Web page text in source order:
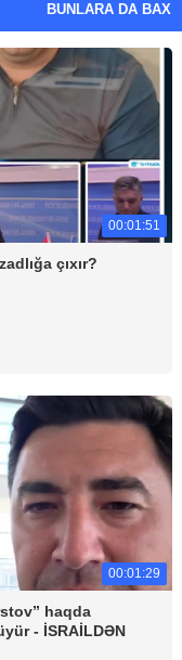
BUNLARA DA BAX
00:01:51
çıxır?
00:01:29
haqda
- İSRAİLDƏN